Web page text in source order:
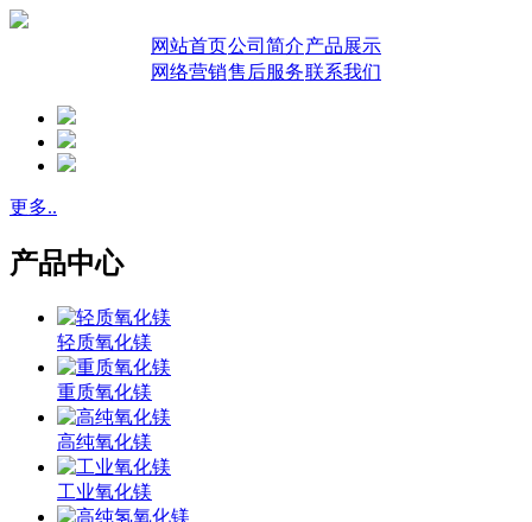
网站首页公司简介产品展示
网络营销售后服务联系我们
更多..
产品中心
轻质氧化镁
重质氧化镁
高纯氧化镁
工业氧化镁